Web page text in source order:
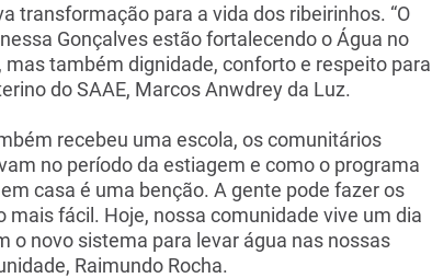
transformação para a vida dos ribeirinhos. “O
Gonçalves estão fortalecendo o Água no
também dignidade, conforto e respeito para
do SAAE, Marcos Anwdrey da Luz.
recebeu uma escola, os comunitários
no período da estiagem e como o programa
casa é uma benção. A gente pode fazer os
fácil. Hoje, nossa comunidade vive um dia
o novo sistema para levar água nas nossas
Raimundo Rocha.